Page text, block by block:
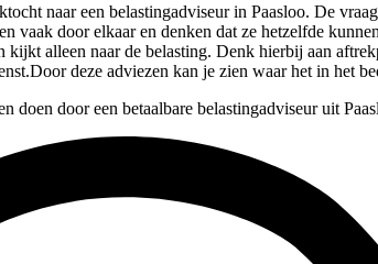
naar een belastingadviseur in Paasloo. De
vaak door elkaar en denken dat ze hetzelfde
kijkt alleen naar de belasting. Denk hierbij aan
deze adviezen kan je zien waar het in het
doen door een betaalbare belastingadviseur uit